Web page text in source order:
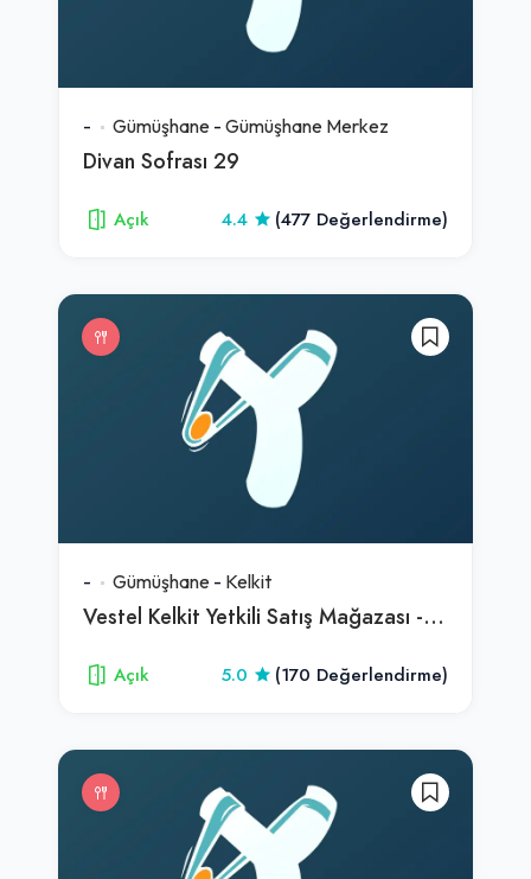
- Gümüşhane - Gümüşhane Merkez
Divan Sofrası 29
Açık 4.4 (477 Değerlendirme)
- Gümüşhane - Kelkit
Vestel Kelkit Yetkili Satış Mağazası - Mahmut Dtm
Açık 5.0 (170 Değerlendirme)